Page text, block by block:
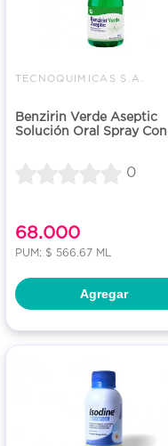
TECNOQUIMICAS S.A.
Benzirin Verde Aseptic
Solución Oral Spray
0
68.000
PUM: $ 566.67 ML
Agregar